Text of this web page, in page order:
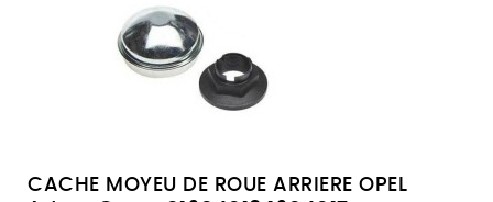
CACHE MOYEU DE ROUE ARRIERE OPEL